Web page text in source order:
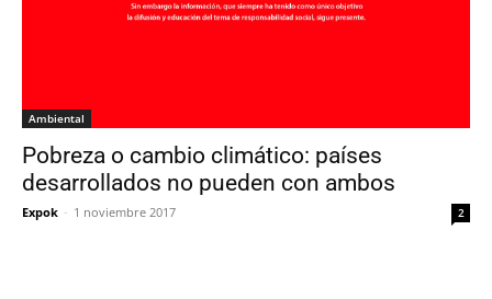
Ambiental
Pobreza o cambio climático: países
desarrollados no pueden con ambos
Expok - 1 noviembre 2017 2